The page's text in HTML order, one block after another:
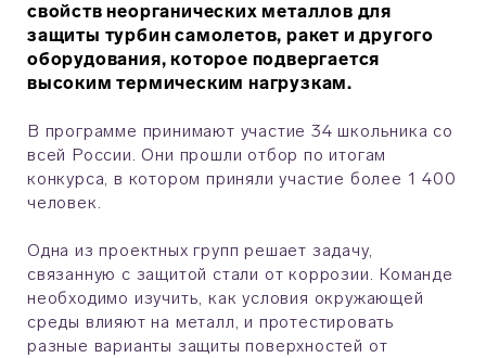
свойств неорганических металлов для
защиты турбин самолетов, ракет и другого
оборудования, которое подвергается
высоким термическим нагрузкам.
В программе принимают участие 34 школьника со
всей России. Они прошли отбор по итогам
конкурса, в котором приняли участие более 1 400
человек.
Одна из проектных групп решает задачу,
связанную с защитой стали от коррозии. Команде
необходимо изучить, как условия окружающей
среды влияют на металл, и протестировать
разные варианты защиты поверхностей от